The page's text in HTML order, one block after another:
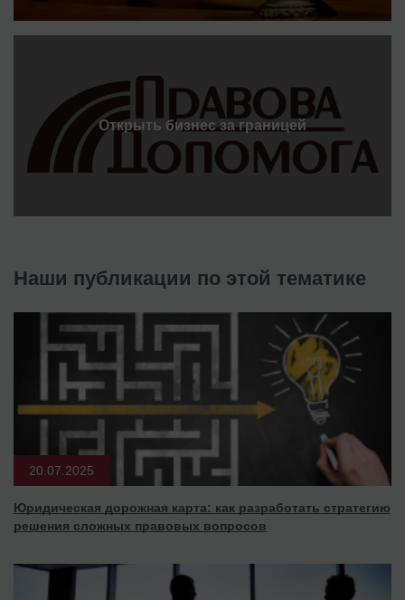
Открыть бизнес за границей
Наши публикации по этой тематике
20.07.2025
Юридическая дорожная карта: как разработать стратегию
решения сложных правовых вопросов